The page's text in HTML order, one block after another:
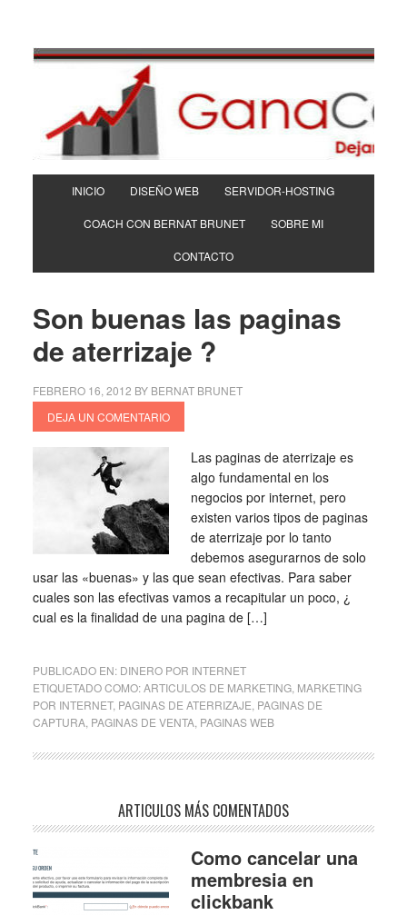
INICIO DISEÑO WEB SERVIDOR-HOSTING
COACH CON BERNAT BRUNET SOBRE MI
CONTACTO
Son buenas las paginas
de aterrizaje ?
FEBRERO 16, 2012 BY BERNAT BRUNET
DEJA UN COMENTARIO
Las paginas de aterrizaje es
algo fundamental en los
negocios por internet, pero
existen varios tipos de paginas
de aterrizaje por lo tanto
debemos asegurarnos de solo
usar las «buenas» y las que sean efectivas. Para saber
cuales son las efectivas vamos a recapitular un poco, ¿
cual es la finalidad de una pagina de […]
PUBLICADO EN: DINERO POR INTERNET
ETIQUETADO COMO:ARTICULOS DE MARKETING, MARKETING
POR INTERNET, PAGINAS DE ATERRIZAJE PAGINAS DE
CAPTURA, PAGINAS DE VENTA, PAGINAS WEB
ARTICULOS MÁS COMENTADOS
Como cancelar una
membresia en
clickbank